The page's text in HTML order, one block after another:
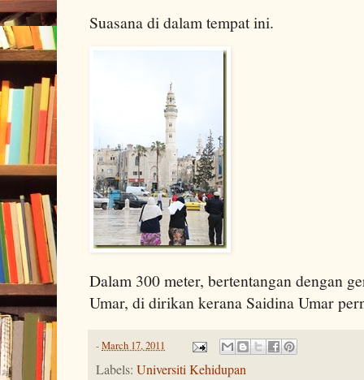
Suasana di dalam tempat ini.
Dalam 300 meter, bertentangan dengan
Umar, di dirikan kerana Saidina Umar
-March 17, 2011
Labels: Universiti Kehidupan